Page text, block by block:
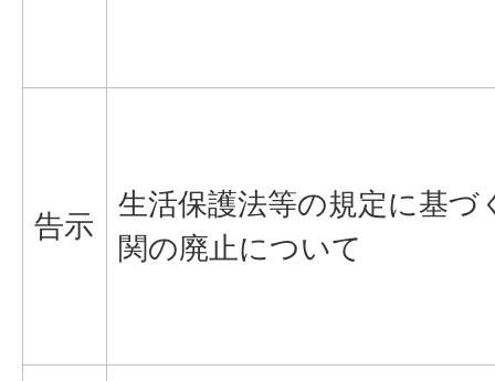
告示
生活保護法等の規定に基づ
関の廃止について